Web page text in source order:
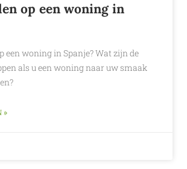
op een woning in
een woning in Spanje? Wat zijn de
als u een woning naar uw smaak
»